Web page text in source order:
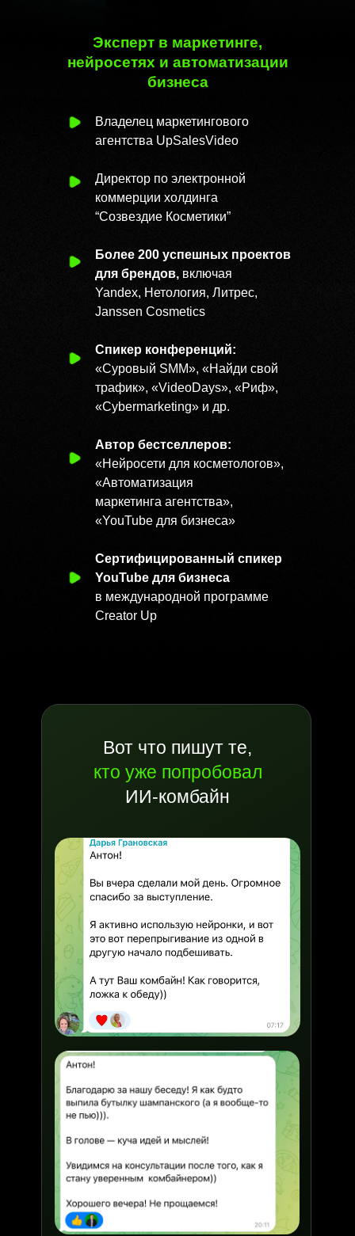
Владелец маркетингового
агентства UpSalesVideo
Директор по электронной
коммерции холдинга
“Созвездие Косметики”
Более 200 успешных проектов
для брендов, включая
Yandex, Нетология, Литрес,
Janssen Cosmetics
Спикер конференций:
«Суровый SMM», «Найди свой
трафик», «VideoDays», «Риф»,
«Cybermarketing» и др.
Автор бестселлеров:
«Нейросети для косметологов»,
«Автоматизация
маркетинга агентства»,
«YouTube для бизнеса»
Сертифицированный спикер
YouTube для бизнеса
в международной программе
Creator Up
Эксперт в маркетинге,
нейросетях и автоматизации
бизнеса
Вот что пишут те,
Вот что пишут те,
кто уже попробовал
ИИ-комбайн